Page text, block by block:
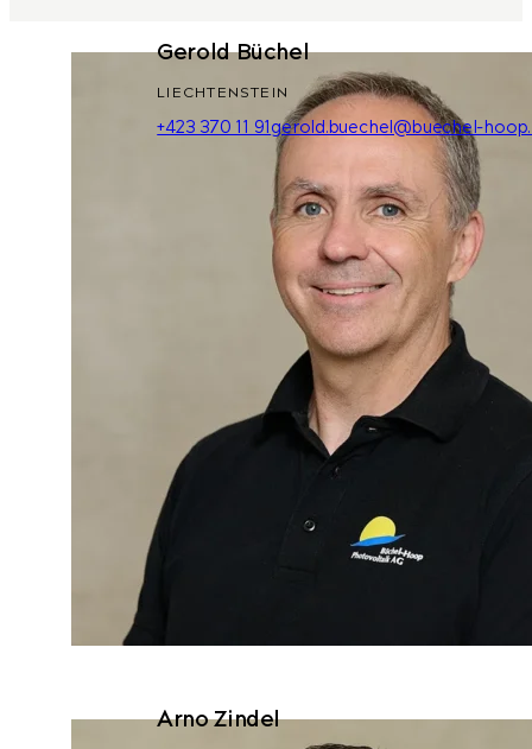
Gerold Büchel
LIECHTENSTEIN
+423 370 11 91gerold.buechel@buechel-
Arno Zindel